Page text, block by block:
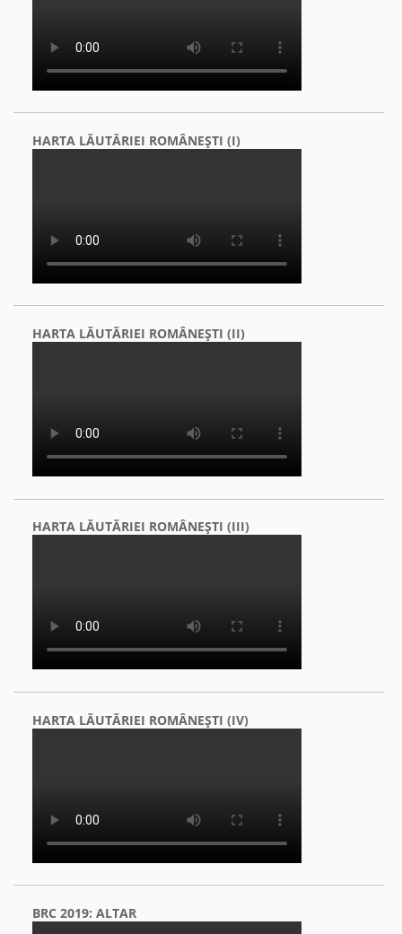
HARTA LĂUTĂRIEI ROMÂNEŞTI (I)
HARTA LĂUTĂRIEI ROMÂNEŞTI (II)
HARTA LĂUTĂRIEI ROMÂNEŞTI (III)
HARTA LĂUTĂRIEI ROMÂNEŞTI (IV)
BRC 2019: ALTAR